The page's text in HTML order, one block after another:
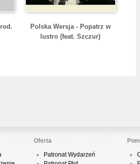
Polska Wersja - Popatrz w
lustro (feat. Szczur)
Oferta
Patronat Wydarzeń